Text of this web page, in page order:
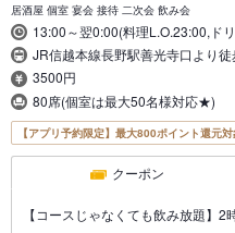
居酒屋 個室 宴会 接待 二次会 飲み会
13:00～翌0:00(料理L.O.23:00,ド
JR信越本線長野駅善光寺口より
3500円
80席(個室は最大50名様対応★)
【アプリ予約限定】最大800ポイント還元
クーポン
【コースじゃなくても飲み放題